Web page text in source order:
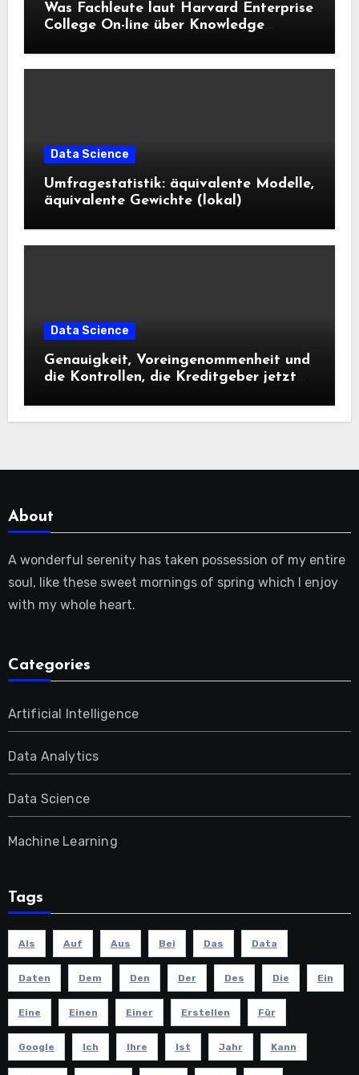
Was Fachleute laut Harvard Enterprise
College On-line über Knowledge
Data Science
Umfragestatistik: äquivalente Modelle,
äquivalente Gewichte (lokal)
Data Science
Genauigkeit, Voreingenommenheit und
die Kontrollen, die Kreditgeber jetzt
About
A wonderful serenity has taken possession of my entire
soul, like these sweet mornings of spring which I enjoy
with my whole heart.
Categories
Artificial Intelligence
Data Analytics
Data Science
Machine Learning
Tags
Als Auf Aus Bei Das Data
Daten Dem Den Der Des Die Ein
Eine Einen Einer Erstellen Für
Google Ich Ihre Ist Jahr Kann